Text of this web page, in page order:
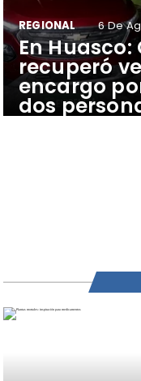
​En
recuperó
encargo
dos
REGIONAL 6 De